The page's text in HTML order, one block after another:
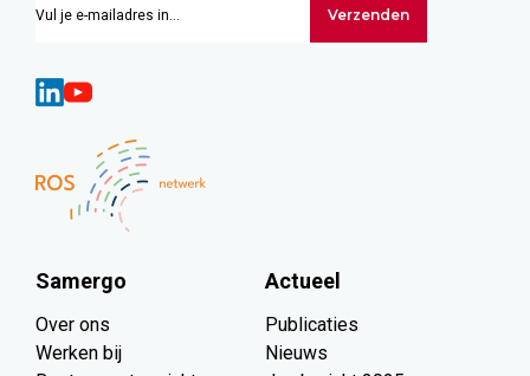
Samergo
Over ons
Werken bij
Actueel
Publicaties
Nieuws
Verzenden